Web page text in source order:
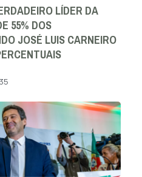
LÍDER DA
55% DOS
JOSÉ LUIS CARNEIRO